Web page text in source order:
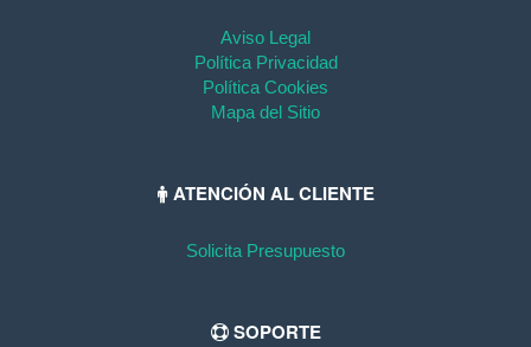
Aviso Legal
Política Privacidad
Política Cookies
Mapa del Sitio
ATENCIÓN AL CLIENTE
Solicita Presupuesto
SOPORTE